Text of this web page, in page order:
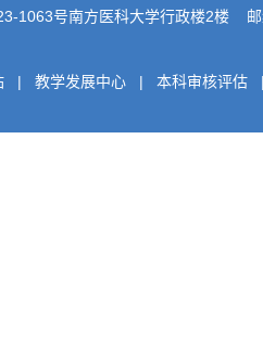
1063号南方医科大学行政楼2楼
| 教学发展中心 | 本科审核评估